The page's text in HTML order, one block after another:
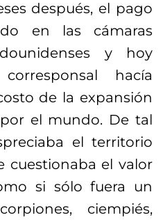
después, el pago
en las cámaras
y hoy
hacía
de la expansión
el mundo. De tal
el territorio
cuestionaba el valor
si sólo fuera un
ciempiés,